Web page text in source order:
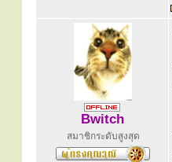
Bwitch
สมาชิกระดับสูงสุด